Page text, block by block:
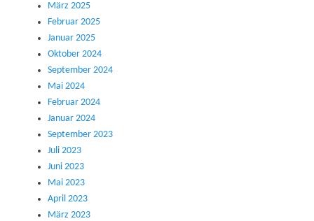
März 2025
Februar 2025
Januar 2025
Oktober 2024
September 2024
Mai 2024
Februar 2024
Januar 2024
September 2023
Juli 2023
Juni 2023
Mai 2023
April 2023
März 2023